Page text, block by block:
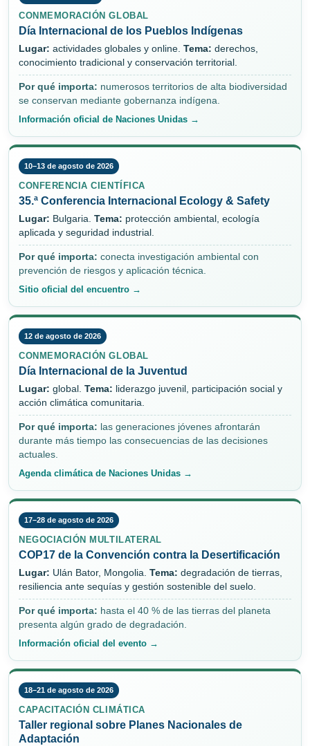
CONMEMORACIÓN GLOBAL
Día Internacional de los Pueblos Indígenas
Lugar: actividades globales y online. Tema: derechos,
conocimiento tradicional y conservación territorial.
Por qué importa: numerosos territorios de alta biodiversidad
se conservan mediante gobernanza indígena.
Información oficial de Naciones Unidas →
10–13 de agosto de 2026
CONFERENCIA CIENTÍFICA
35.ª Conferencia Internacional Ecology & Safety
Lugar: Bulgaria. Tema: protección ambiental, ecología
aplicada y seguridad industrial.
Por qué importa: conecta investigación ambiental con
prevención de riesgos y aplicación técnica.
Sitio oficial del encuentro →
12 de agosto de 2026
CONMEMORACIÓN GLOBAL
Día Internacional de la Juventud
Lugar: global. Tema: liderazgo juvenil, participación social y
acción climática comunitaria.
Por qué importa: las generaciones jóvenes afrontarán
durante más tiempo las consecuencias de las decisiones
actuales.
Agenda climática de Naciones Unidas →
17–28 de agosto de 2026
NEGOCIACIÓN MULTILATERAL
COP17 de la Convención contra la Desertificación
Lugar: Ulán Bator, Mongolia. Tema: degradación de tierras,
resiliencia ante sequías y gestión sostenible del suelo.
Por qué importa: hasta el 40 % de las tierras del planeta
presenta algún grado de degradación.
Información oficial del evento →
18–21 de agosto de 2026
CAPACITACIÓN CLIMÁTICA
Taller regional sobre Planes Nacionales de
Adaptación